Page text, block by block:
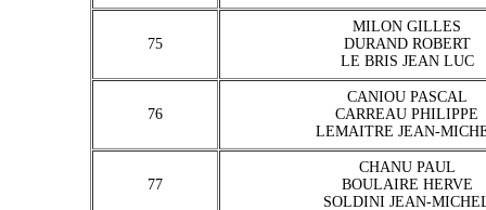
75
MILON GILLES
DURAND ROBERT
LE BRIS JEAN LUC
76
CANIOU PASCAL
CARREAU PHILIPPE
LEMAITRE JEAN-
77
CHANU PAUL
BOULAIRE HERVE
SOLDINI JEAN-